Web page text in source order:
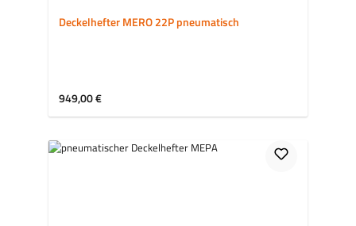
Deckelhefter MERO 22P pneumatisch
Regulärer Preis:
949,00 €